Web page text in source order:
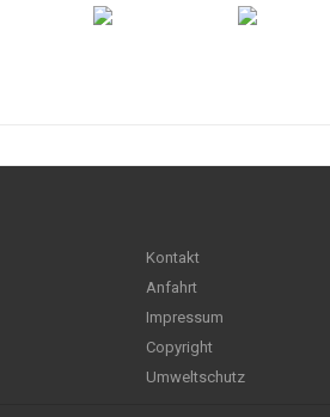
Kontakt
Anfahrt
Impressum
Copyright
Umweltschutz